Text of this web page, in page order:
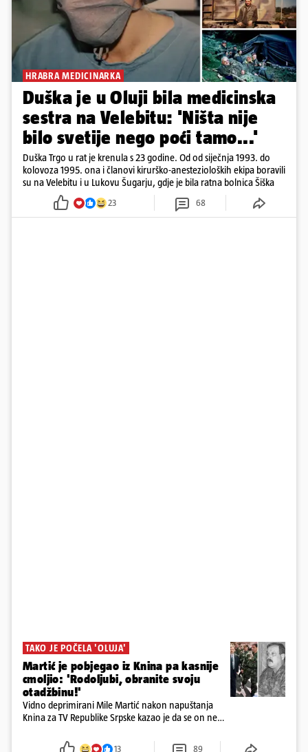
HRABRA MEDICINARKA
Duška je u Oluji bila medicinska
sestra na Velebitu: 'Ništa nije
bilo svetije nego poći tamo...'
Duška Trgo u rat je krenula s 23 godine. Od od siječnja 1993. do
kolovoza 1995. ona i članovi kirurško-anestezioloških ekipa boravili
su na Velebitu i u Lukovu Šugarju, gdje je bila ratna bolnica Šiška
23 68
TAKO JE POČELA 'OLUJA'
Martić je pobjegao iz Knina pa kasnije
cmoljio: 'Rodoljubi, obranite svoju
otadžbinu!'
Vidno deprimirani Mile Martić nakon napuštanja
Knina za TV Republike Srpske kazao je da se on ne
svoja vjekovna ognjišta
13 89